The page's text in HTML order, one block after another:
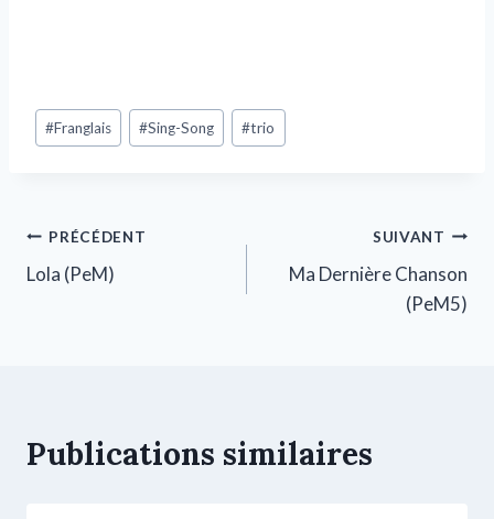
#Franglais #Sing-Song #trio
PRÉCÉDENT
Lola (PeM)
SUIVANT
Ma Dernière Chanson
(PeM5)
Publications similaires